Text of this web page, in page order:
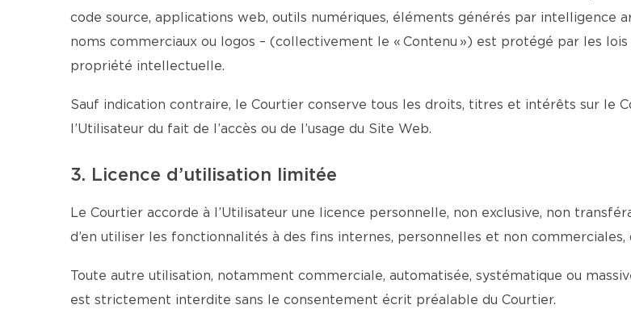
code source, applications web, outils numériques, éléments générés par intelligence
noms commerciaux ou logos – (collectivement le « Contenu ») est protégé par les
propriété intellectuelle.
Sauf indication contraire, le Courtier conserve tous les droits, titres et intérêts sur le
l’Utilisateur du fait de l’accès ou de l’usage du Site Web.
3. Licence d’utilisation limitée
Le Courtier accorde à l’Utilisateur une licence personnelle, non exclusive, non
d’en utiliser les fonctionnalités à des fins internes, personnelles et non
Toute autre utilisation, notamment commerciale, automatisée, systématique ou
est strictement interdite sans le consentement écrit préalable du Courtier.